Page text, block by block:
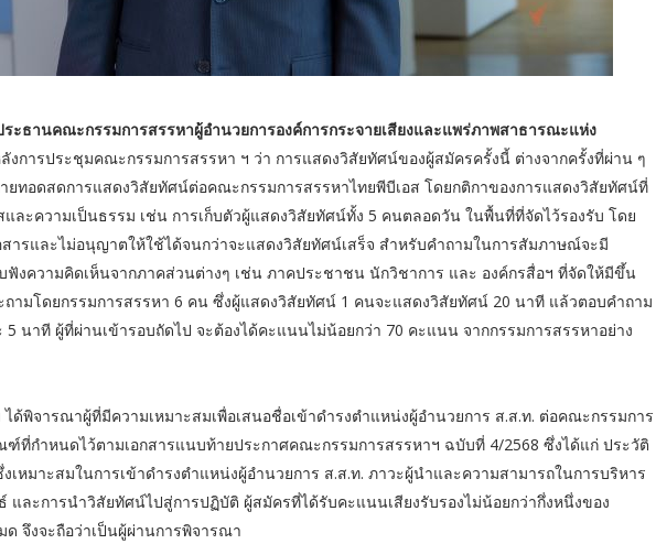
ะธานคณะกรรมการสรรหาผู้อำนวยการองค์การกระจายเสียงและแพร่ภาพสาธารณะแห่ง
ลังการประชุมคณะกรรมการสรรหา ฯ ว่า การแสดงวิสัยทัศน์ของผู้สมัครครั้งนี้ ต่างจากครั้งที่ผ่าน ๆ
ยทอดสดการแสดงวิสัยทัศน์ต่อคณะกรรมการสรรหาไทยพีบีเอส โดยกติกาของการแสดงวิสัยทัศน์ที่
ละความเป็นธรรม เช่น การเก็บตัวผู้แสดงวิสัยทัศน์ทั้ง 5 คนตลอดวัน ในพื้นที่ที่จัดไว้รองรับ โดย
สารและไม่อนุญาตให้ใช้ได้จนกว่าจะแสดงวิสัยทัศน์เสร็จ สำหรับคำถามในการสัมภาษณ์จะมี
ฟังความคิดเห็นจากภาคส่วนต่างๆ เช่น ภาคประชาชน นักวิชาการ และ องค์กรสื่อฯ ที่จัดให้มีขึ้น
ามโดยกรรมการสรรหา 6 คน ซึ่งผู้แสดงวิสัยทัศน์ 1 คนจะแสดงวิสัยทัศน์ 20 นาที แล้วตอบคำถาม
5 นาที ผู้ที่ผ่านเข้ารอบถัดไป จะต้องได้คะแนนไม่น้อยกว่า 70 คะแนน จากกรรมการสรรหาอย่าง
ด้พิจารณาผู้ที่มีความเหมาะสมเพื่อเสนอชื่อเข้าดำรงตำแหน่งผู้อำนวยการ ส.ส.ท. ต่อคณะกรรมการ
ฑ์ที่กำหนดไว้ตามเอกสารแนบท้ายประกาศคณะกรรมการสรรหาฯ ฉบับที่ 4/2568 ซึ่งได้แก่ ประวัติ
เหมาะสมในการเข้าดำรงตำแหน่งผู้อำนวยการ ส.ส.ท. ภาวะผู้นำและความสามารถในการบริหาร
และการนำวิสัยทัศน์ไปสู่การปฏิบัติ ผู้สมัครที่ได้รับคะแนนเสียงรับรองไม่น้อยกว่ากึ่งหนึ่งของ
จึงจะถือว่าเป็นผู้ผ่านการพิจารณา